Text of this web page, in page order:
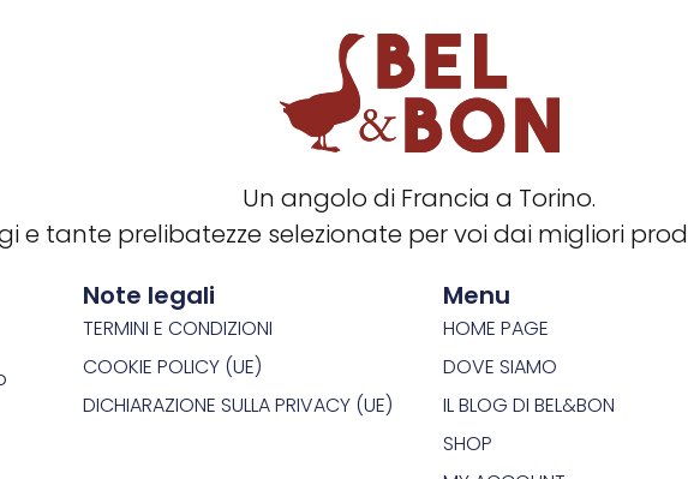
Un angolo di Francia a Torino.
e tante prelibatezze selezionate per voi dai migliori
Note legali
TERMINI E CONDIZIONI
COOKIE POLICY (UE)
DICHIARAZIONE SULLA PRIVACY (UE)
Menu
HOME PAGE
DOVE SIAMO
IL BLOG DI BEL&BON
SHOP